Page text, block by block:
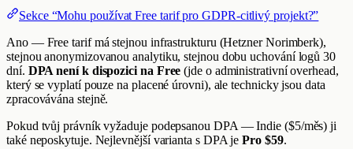
Sekce “Mohu používat Free tarif pro GDPR-citlivý projekt?”
Ano — Free tarif má stejnou infrastrukturu (Hetzner Norimberk),
stejnou anonymizovanou analytiku, stejnou dobu uchování logů 30
dní. DPA není k dispozici na Free (jde o administrativní overhead,
který se vyplatí pouze na placené úrovni), ale technicky jsou data
zpracovávána stejně.
Pokud tvůj právník vyžaduje podepsanou DPA — Indie ($5/měs) ji
také neposkytuje. Nejlevnější varianta s DPA jePro $59.